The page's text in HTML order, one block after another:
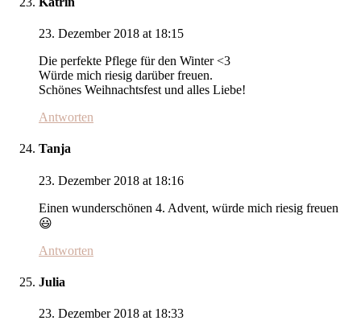
23. Dezember 2018 at 18:15
Die perfekte Pflege für den Winter <3
Würde mich riesig darüber freuen.
Schönes Weihnachtsfest und alles Liebe!
Antworten
Tanja
23. Dezember 2018 at 18:16
Einen wunderschönen 4. Advent, würde mich riesig freuen
😃
Antworten
Julia
23. Dezember 2018 at 18:33